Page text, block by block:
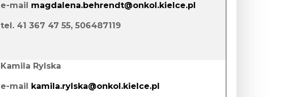
e-mail magdalena.behrendt@onkol.kielce.pl
tel. 41 367 47 55, 506487119
Kamila Rylska
e-mail kamila.rylska@onkol.kielce.pl